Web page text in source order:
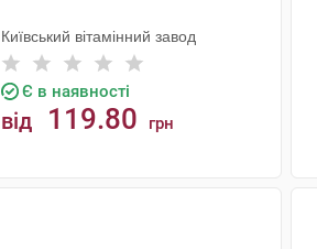
Київський вітамінний завод
Є в наявності
від 119.80 грн